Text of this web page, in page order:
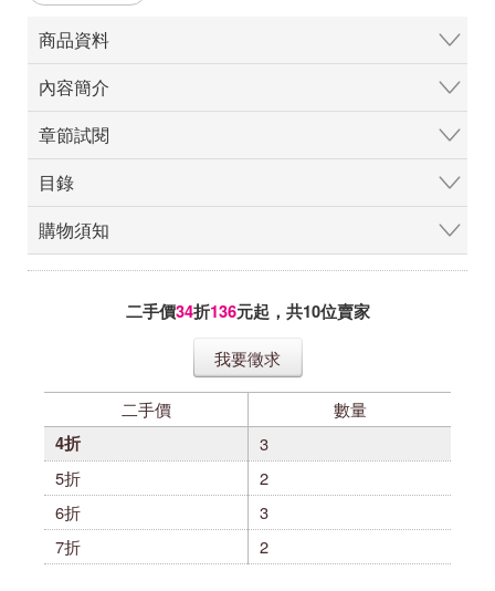
商品資料
內容簡介
章節試閱
目錄
購物須知
二手價34折136元起，共10位賣家
我要徵求
二手價
數量
4折
3
5折
2
6折
3
7折
2